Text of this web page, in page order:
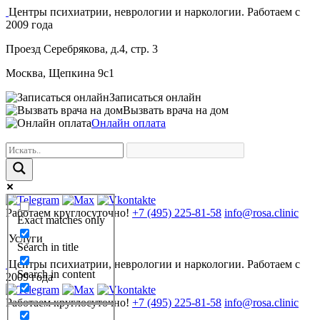
Центры психиатрии, неврологии и наркологии. Работаем с
2009 года
Проезд Серебрякова, д.4, стр. 3
Москва, Щепкина 9с1
Записаться онлайн
Вызвать врача на дом
Онлайн оплата
Exact matches only
Search in title
Search in content
Работаем круглосуточно! +7 (495) 225-81-58 info@rosa.clinic
Услуги
Центры психиатрии, неврологии и наркологии. Работаем с
2009 года
Работаем круглосуточно! +7 (495) 225-81-58 info@rosa.clinic